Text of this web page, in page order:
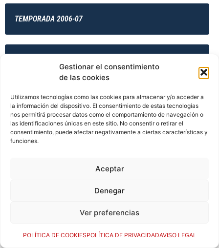
Gestionar el consentimiento
de las cookies
Utilizamos tecnologías como las cookies para almacenar y/o acceder a
la información del dispositivo. El consentimiento de estas tecnologías
nos permitirá procesar datos como el comportamiento de navegación o
las identificaciones únicas en este sitio. No consentir o retirar el
consentimiento, puede afectar negativamente a ciertas características y
funciones.
Aceptar
Denegar
Ver preferencias
POLÍTICA DE COOKIESPOLÍTICA DE PRIVACIDADAVISO LEGAL
TEMPORADA 2006-07
TEMPORADA 2006-07
TEMPORADA 2007-08